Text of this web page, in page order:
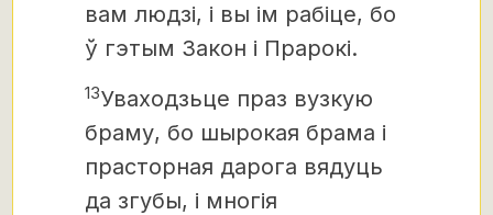
вам людзі, і вы ім рабіце, бо
ў гэтым Закон і Прарокі.
13Уваходзьце праз вузкую
браму, бо шырокая брама і
прасторная дарога вядуць
да згубы, і многія